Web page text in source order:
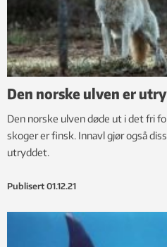
Den norske ulven er
Den norske ulven døde ut i det fri
skoger er finsk. Innavl gjør også
utryddet.
Publisert 01.12.21